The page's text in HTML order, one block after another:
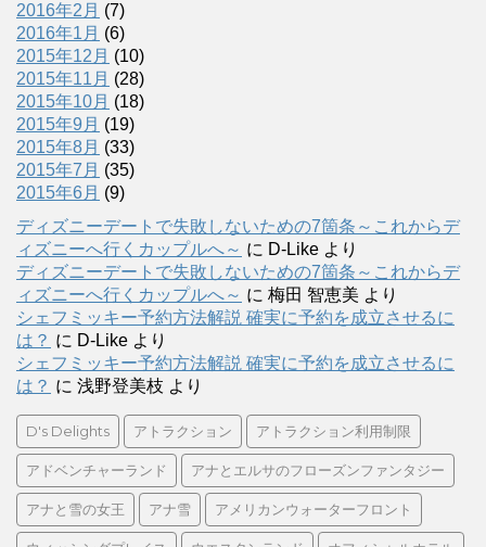
2016年2月 (7)
2016年1月 (6)
2015年12月 (10)
2015年11月 (28)
2015年10月 (18)
2015年9月 (19)
2015年8月 (33)
2015年7月 (35)
2015年6月 (9)
ディズニーデートで失敗しないための7箇条～これからデ
ィズニーへ行くカップルへ～ に D-Like より
ディズニーデートで失敗しないための7箇条～これからデ
ィズニーへ行くカップルへ～ に 梅田 智恵美 より
シェフミッキー予約方法解説 確実に予約を成立させるに
は？ に D-Like より
シェフミッキー予約方法解説 確実に予約を成立させるに
は？ に 浅野登美枝 より
D's Delights アトラクション アトラクション利用制限
アドベンチャーランド アナとエルサのフローズンファンタジー
アナと雪の女王 アナ雪 アメリカンウォーターフロント